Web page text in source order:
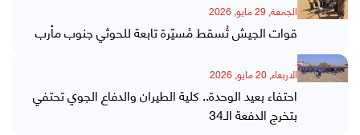
الجمعة, 29 مايو, 2026
قوات الجيش تُسقط مُسيّرة تابعة للحوثي جنوب مأرب
الاربعاء, 20 مايو, 2026
احتفاء بعيد الوحدة.. كلية الطيران والدفاع الجوي تحتفي
بتخرج الدفعة الـ34